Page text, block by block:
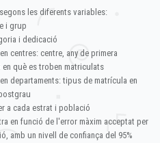
les diferents variables:
i grup
i dedicació
centres: centre, any de primera
què es troben matriculats
departaments: tipus de matrícula en
a cada estrat i població
en funció de l'error màxim acceptat per
amb un nivell de confiança del 95%